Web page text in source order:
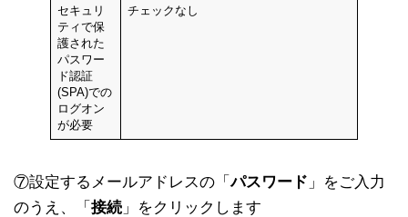
セキュリ
ティで保
護された
パスワー
ド認証
(SPA)での
ログオン
が必要
チェックなし
⑦設定するメールアドレスの「パスワード 」をご入力
のうえ、「 接続 」をクリックします